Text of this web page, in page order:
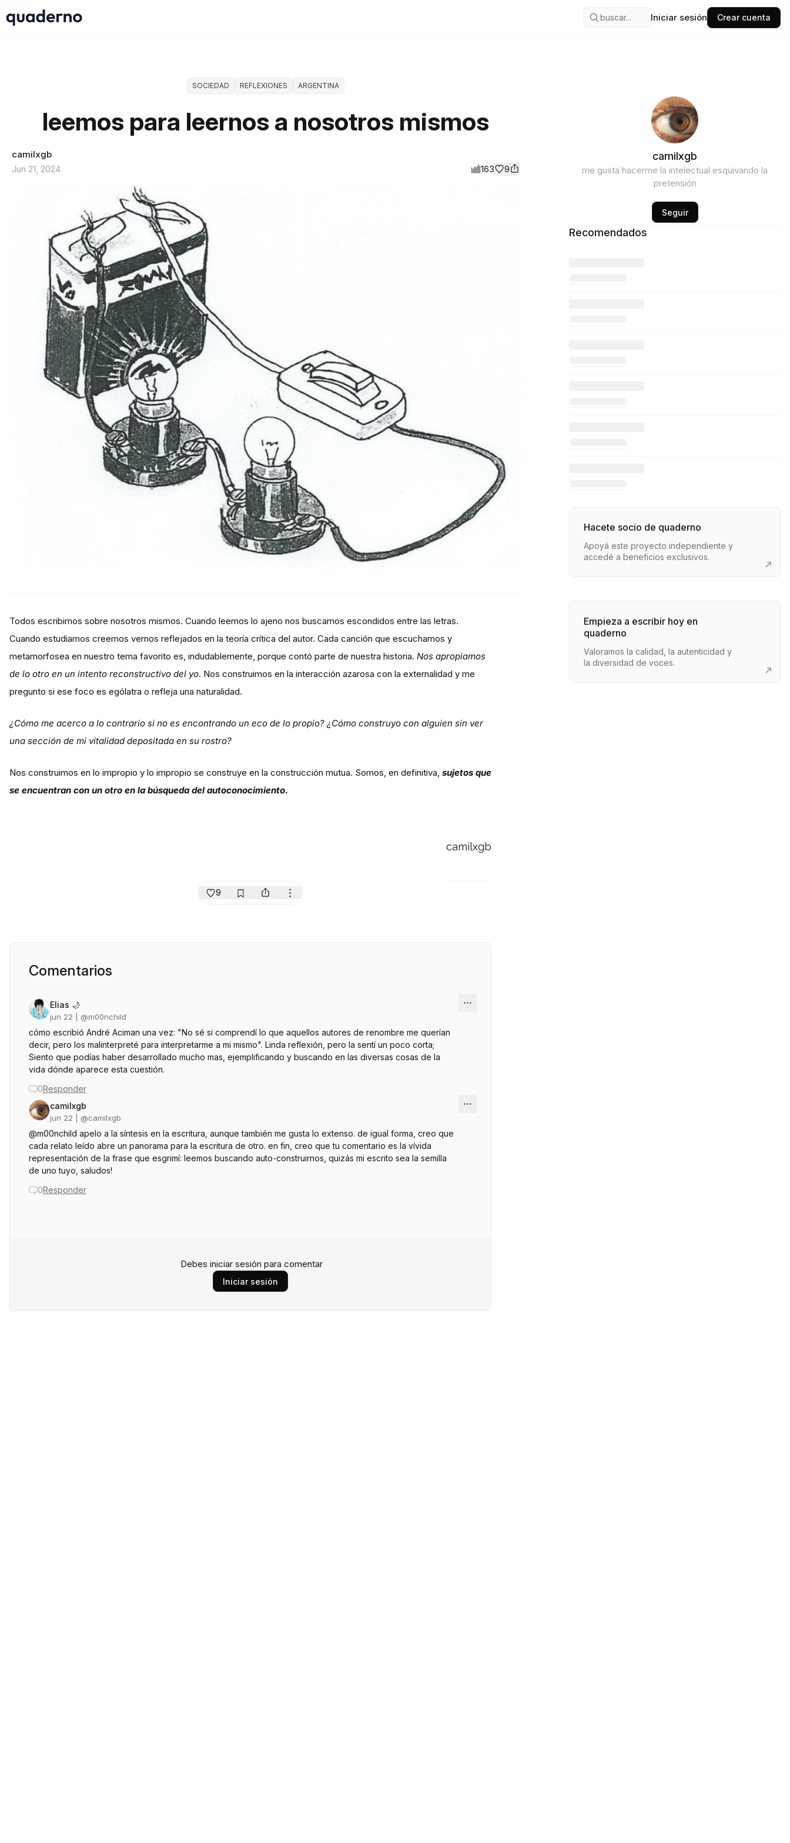
buscar... Iniciar sesión Crear cuenta
SOCIEDAD REFLEXIONES ARGENTINA
leemos para leernos a nosotros mismos
camilxgb
Jun 21, 2024
163 9
Todos escribimos sobre nosotros mismos. Cuando leemos lo ajeno nos buscamos escondidos entre las letras.
Cuando estudiamos creemos vernos reflejados en la teoría crítica del autor. Cada canción que escuchamos y
metamorfosea en nuestro tema favorito es, indudablemente, porque contó parte de nuestra historia. Nos apropiamos
de lo otro en un intento reconstructivo del yo. Nos construimos en la interacción azarosa con la externalidad y me
pregunto si ese foco es ególatra o refleja una naturalidad.
¿Cómo me acerco a lo contrario si no es encontrando un eco de lo propio? ¿Cómo construyo con alguien sin ver
una sección de mi vitalidad depositada en su rostro?
Nos construimos en lo impropio y lo impropio se construye en la construcción mutua. Somos, en definitiva, sujetos que
se encuentran con un otro en la búsqueda del autoconocimiento.
camilxgb
9
Comentarios
Elias 🌙
jun 22 | @m00nchild
cómo escribió André Aciman una vez: "No sé si comprendí lo que aquellos autores de renombre me querían
decir, pero los malinterpreté para interpretarme a mi mismo". Linda reflexión, pero la sentí un poco corta;
Siento que podías haber desarrollado mucho mas, ejemplificando y buscando en las diversas cosas de la
vida dónde aparece esta cuestión.
0Responder
camilxgb
jun 22 | @camilxgb
@m00nchild apelo a la síntesis en la escritura, aunque también me gusta lo extenso. de igual forma, creo que
cada relato leído abre un panorama para la escritura de otro. en fin, creo que tu comentario es la vívida
representación de la frase que esgrimí: leemos buscando auto-construirnos, quizás mi escrito sea la semilla
de uno tuyo, saludos!
0Responder
Debes iniciar sesión para comentar
Iniciar sesión
camilxgb
me gusta hacerme la intelectual esquivando la
pretensión
Seguir
Recomendados
Hacete socio de quaderno
Apoyá este proyecto independiente y
accedé a beneficios exclusivos.
Empieza a escribir hoy en
quaderno
Valoramos la calidad, la autenticidad y
la diversidad de voces.